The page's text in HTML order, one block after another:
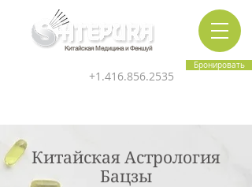
Китайская Медицина и Феншуй
+1.416.856.2535
Бронировать
Китайская Астрология
Бацзы